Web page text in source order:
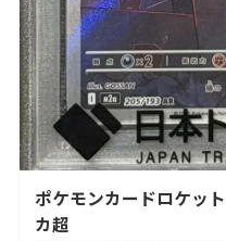
ポケモンカードロケッ
カ超